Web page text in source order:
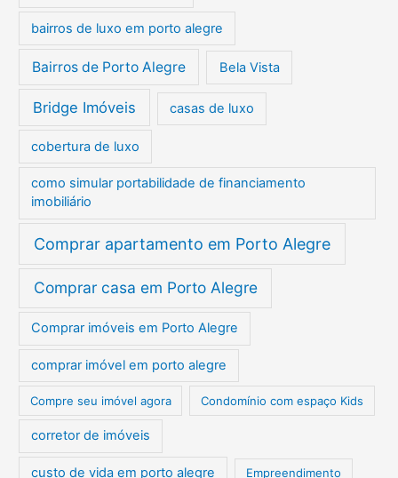
bairros de luxo em porto alegre
Bairros de Porto Alegre Bela Vista
Bridge Imóveis casas de luxo
cobertura de luxo
como simular portabilidade de financiamento
imobiliário
Comprar apartamento em Porto Alegre
Comprar casa em Porto Alegre
Comprar imóveis em Porto Alegre
comprar imóvel em porto alegre
Compre seu imóvel agora Condomínio com espaço Kids
corretor de imóveis
custo de vida em porto alegre Empreendimento